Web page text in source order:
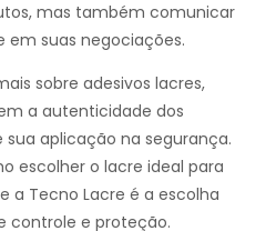
mas também comunicar
em suas negociações.
sobre adesivos lacres,
a autenticidade dos
aplicação na segurança.
escolher o lacre ideal para
a Tecno Lacre é a escolha
controle e proteção.